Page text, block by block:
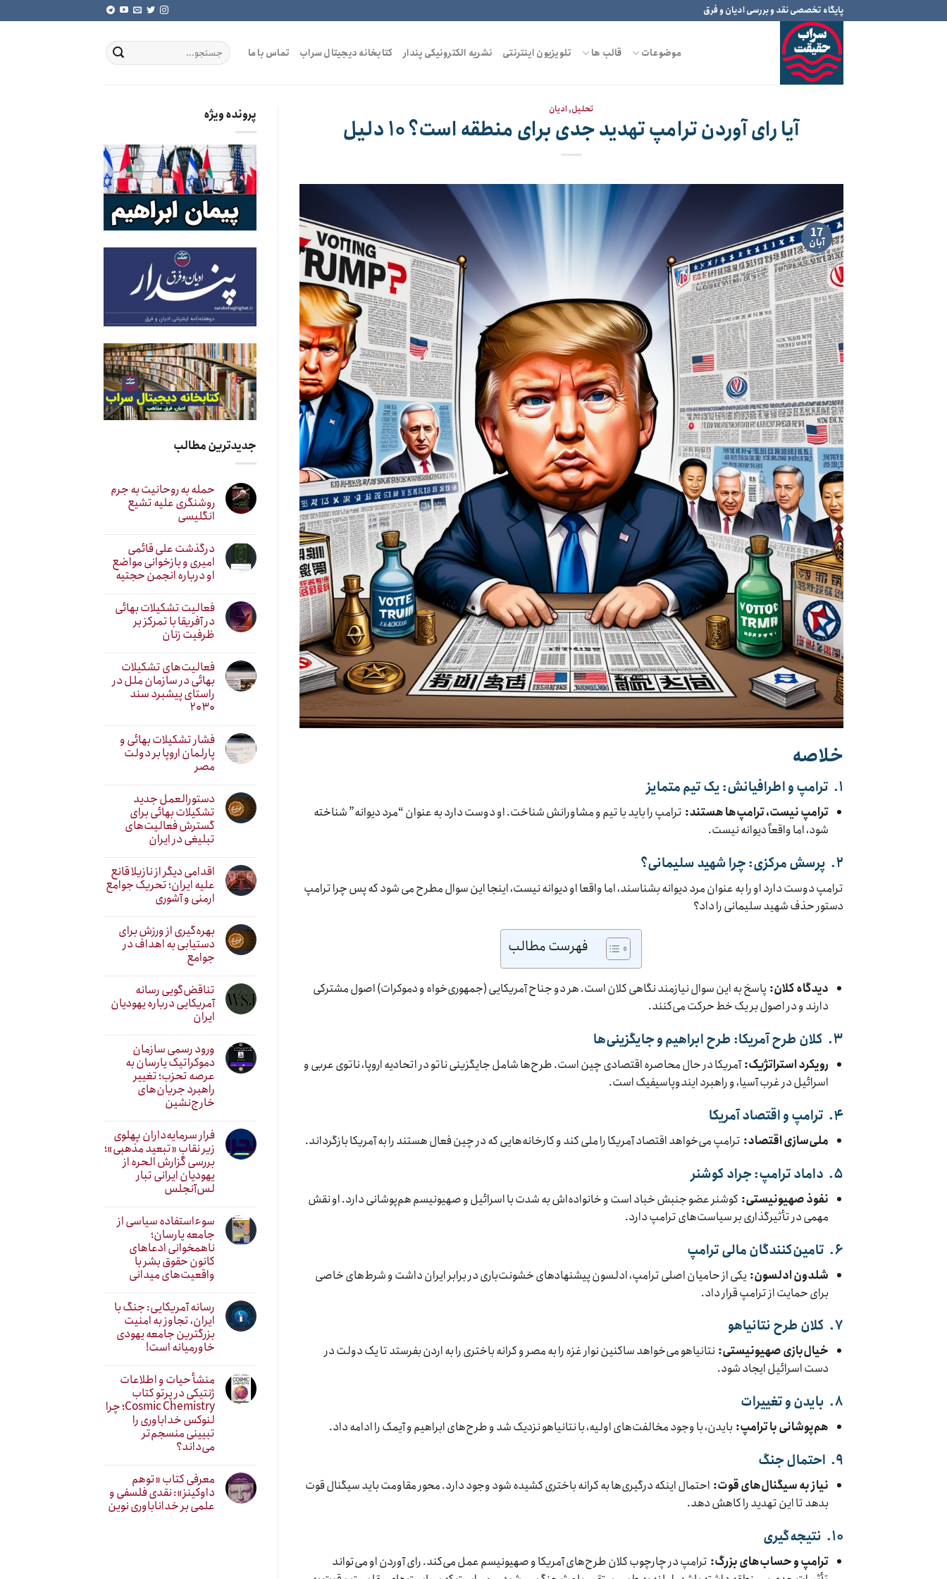
to
پایگاه تخصصی نقد و بررسی ادیان و فرق
موضوعات قالب ها تلویزیون اینترنتی نشریه الکترونیکی پندار کتابخانه دیجیتال سراب تماس با ما
تحلیل,ادیان
آیا رای آوردن ترامپ تهدید جدی برای منطقه است؟ ۱۰ دلیل
17
آبان
خلاصه
۱. ترامپ و اطرافیانش: یک تیم متمایز
ترامپ نیست، ترامپ‌ها هستند: ترامپ را باید با تیم و مشاورانش شناخت. او دوست دارد به عنوان “مرد دیوانه” شناخته
شود، اما واقعاً دیوانه نیست.
۲. پرسش مرکزی: چرا شهید سلیمانی؟
ترامپ دوست دارد او را به عنوان مرد دیوانه بشناسند، اما واقعا او دیوانه نیست، اینجا این سوال مطرح می شود که پس چرا ترامپ
دستور حذف شهید سلیمانی را داد؟
فهرست مطالب
دیدگاه کلان: پاسخ به این سوال نیازمند نگاهی کلان است. هر دو جناح آمریکایی (جمهوری‌خواه و دموکرات) اصول مشترکی
دارند و در اصول بر یک خط حرکت می‌کنند.
۳. کلان طرح آمریکا: طرح ابراهیم و جایگزینی‌ها
رویکرد استراتژیک:آمریکا در حال محاصره اقتصادی چین است. طرح‌ها شامل جایگزینی ناتو در اتحادیه اروپا، ناتوی عربی و
اسرائیل در غرب آسیا، و راهبرد ایندوپاسیفیک است.
۴. ترامپ و اقتصاد آمریکا
ملی‌سازی اقتصاد: ترامپ می‌خواهد اقتصاد آمریکا را ملی کند و کارخانه‌هایی که در چین فعال هستند را به آمریکا بازگرداند.
۵. داماد ترامپ: جراد کوشنر
نفوذ صهیونیستی: کوشنر عضو جنبش خباد است و خانواده‌اش به شدت با اسرائیل و صهیونیسم هم‌پوشانی دارد. او نقش
مهمی در تأثیرگذاری بر سیاست‌های ترامپ دارد.
۶. تامین‌کنندگان مالی ترامپ
شلدون ادلسون: یکی از حامیان اصلی ترامپ، ادلسون پیشنهادهای خشونت‌باری در برابر ایران داشت و شرط‌های خاصی
برای حمایت از ترامپ قرار داد.
۷. کلان طرح نتانیاهو
خیال‌بازی صهیونیستی: نتانیاهو می‌خواهد ساکنین نوار غزه را به مصر و کرانه باختری را به اردن بفرستد تا یک دولت در
دست اسرائیل ایجاد شود.
۸. بایدن و تغییرات
هم‌پوشانی با ترامپ: بایدن، با وجود مخالفت‌های اولیه، با نتانیاهو نزدیک شد و طرح‌های ابراهیم و آیمک را ادامه داد.
۹. احتمال جنگ
نیاز به سیگنال‌های قوت: احتمال اینکه درگیری‌ها به کرانه باختری کشیده شود وجود دارد. محور مقاومت باید سیگنال قوت
بدهد تا این تهدید را کاهش دهد.
۱۰. نتیجه‌گیری
ترامپ و حساب‌های بزرگ: ترامپ در چارچوب کلان طرح‌های آمریکا و صهیونیسم عمل می‌کند. رای آوردن او می‌تواند
پرونده ویژه
جدیدترین مطالب
حمله به روحانیت به جرم
روشنگری علیه تشیع
انگلیسی
درگذشت علی قائمی
امیری و بازخوانی مواضع
او درباره انجمن حجتیه
فعالیت تشکیلات بهائی
در آفریقا با تمرکز بر
ظرفیت زنان
فعالیت‌های تشکیلات
بهائی در سازمان ملل در
راستای پیشبرد سند
۲۰۳۰
فشار تشکیلات بهائی و
پارلمان اروپا بر دولت
مصر
دستورالعمل جدید
تشکیلات بهائی برای
گسترش فعالیت‌های
تبلیغی در ایران
اقدامی دیگر از نازیلا قانع
علیه ایران؛ تحریک جوامع
ارمنی و آشوری
بهره‌گیری از ورزش برای
دستیابی به اهداف در
جوامع
تناقض‌گویی رسانه
آمریکایی درباره یهودیان
ایران
ورود رسمی سازمان
دموکراتیک یارسان به
عرصه تحزب؛ تغییر
راهبرد جریان‌های
خارج‌نشین
فرار سرمایه‌داران پهلوی
زیر نقابِ «تبعید مذهبی»؛
بررسی گزارش الحره از
یهودیان ایرانی تبار
لس‌آنجلس
سوءاستفاده سیاسی از
جامعه یارسان؛
ناهمخوانی ادعاهای
کانون حقوق بشر با
واقعیت‌های میدانی
رسانه آمریکایی: جنگ با
ایران، تجاوز به امنیت
بزرگترین جامعه یهودی
خاورمیانه است!
منشأ حیات و اطلاعات
ژنتیکی در پرتو کتاب
Cosmic Chemistry؛ چرا
لنوکس خداباوری را
تبیینی منسجم‌تر
می‌داند؟
معرفی کتاب «توهم
داوکینز»: نقدی فلسفی و
علمی بر خداناباوری نوین